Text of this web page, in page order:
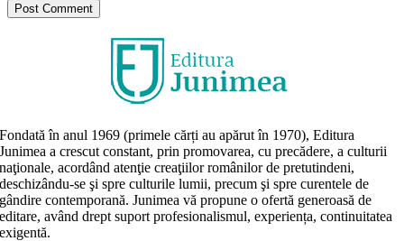
Fondată în anul 1969 (primele cărți au apărut în 1970), Editura
Junimea a crescut constant, prin promovarea, cu precădere, a culturii
naţionale, acordând atenţie creaţiilor românilor de pretutindeni,
deschizându-se şi spre culturile lumii, precum şi spre curentele de
gândire contemporană. Junimea vă propune o ofertă generoasă de
editare, având drept suport profesionalismul, experiența, continuitatea
exigentă.